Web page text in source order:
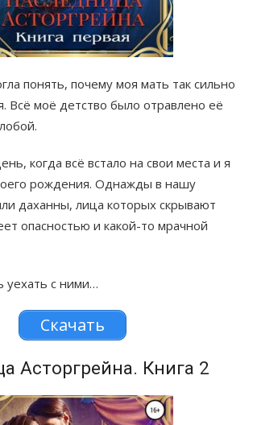
понять, почему моя мать так сильно
Всё моё детство было отравлено её
когда всё встало на свои места и я
рождения. Однажды в нашу
даханны, лица которых скрывают
опасностью и какой-то мрачной
уехать с ними…
Скачать
Асторгрейна. Книга 2